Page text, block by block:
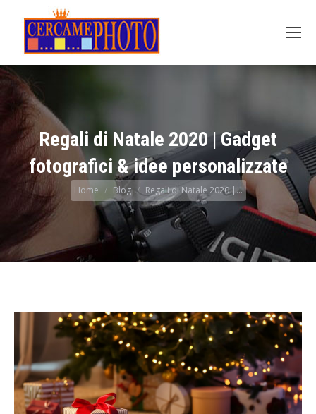
Regali di Natale 2020 | Gadget
fotografici & idee personalizzate
Tu sei qui:
Home Blog Regali di Natale 2020 |…